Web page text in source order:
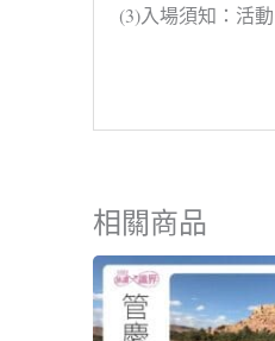
(3)入場須知：活
相關商品